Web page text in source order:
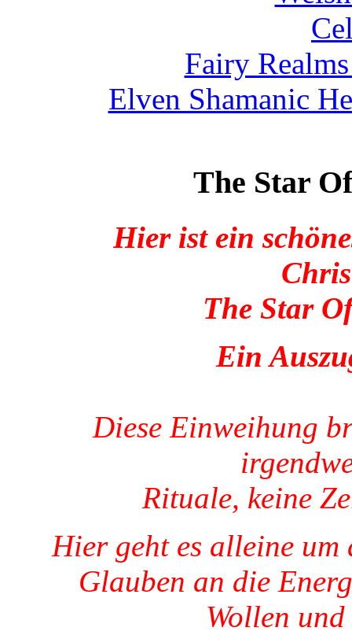
Fairy
Elven Shamanic
The Star
Hier ist ein
The Star
Ein
Diese Einweihung
Rituale, keine
Hier geht es alleine um
Glauben an die
Wollen